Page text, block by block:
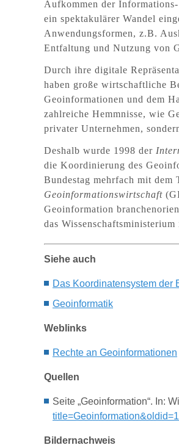
Aufkommen der
ein spektakulärer Wandel
Anwendungsformen, z.B.
Entfaltung und Nutzung von
Durch ihre digitale
haben große wirtschaftliche
Geoinformationen und dem
zahlreiche Hemmnisse, wie
privater Unternehmen,
Deshalb wurde 1998 der
die Koordinierung des
Bundestag mehrfach mit
Geoinformationswirtschaft
Geoinformation
das
Siehe auch
Das Koordinatensystem der
Geoinformatik
Weblinks
Rechte an Geoinformationen
Quellen
Seite „Geoinformation“. In:
Bildernachweis